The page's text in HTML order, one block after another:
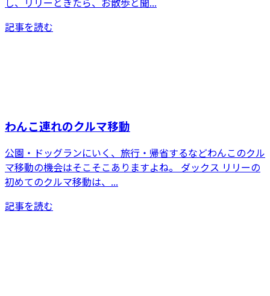
記事を読む
わんこ連れのクルマ移動
公園・ドッグランにいく、旅行・帰省するなどわんこのクル
マ移動の機会はそこそこありますよね。 ダックス リリーの
初めてのクルマ移動は、...
記事を読む